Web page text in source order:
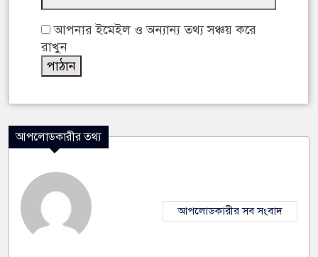
আপনার ইমেইল ও অন্যান্য তথ্য সঞ্চয় করে
রাখুন
আপলোডকারীর তথ্য
আপলোডকারীর সব সংবাদ